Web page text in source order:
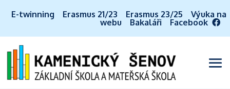
E-twinning Erasmus 21/23 Erasmus 23/25
Výuka na
webu
Bakaláři Facebook